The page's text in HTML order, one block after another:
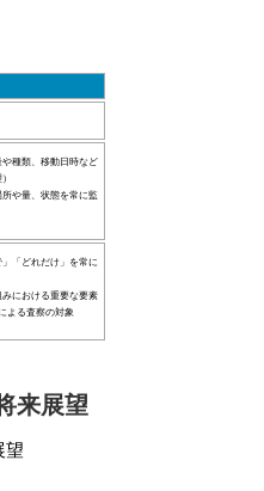
種類、移動日時など
や量、状態を常に監
「どれだけ」を常に
における重要な要素
よる査察の対象
来展望